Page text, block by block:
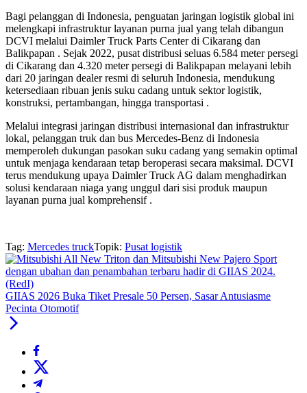
Bagi pelanggan di Indonesia, penguatan jaringan logistik global ini
melengkapi infrastruktur layanan purna jual yang telah dibangun
DCVI melalui Daimler Truck Parts Center di Cikarang dan
Balikpapan . Sejak 2022, pusat distribusi seluas 6.584 meter persegi
di Cikarang dan 4.320 meter persegi di Balikpapan melayani lebih
dari 20 jaringan dealer resmi di seluruh Indonesia, mendukung
ketersediaan ribuan jenis suku cadang untuk sektor logistik,
konstruksi, pertambangan, hingga transportasi .
Melalui integrasi jaringan distribusi internasional dan infrastruktur
lokal, pelanggan truk dan bus Mercedes-Benz di Indonesia
memperoleh dukungan pasokan suku cadang yang semakin optimal
untuk menjaga kendaraan tetap beroperasi secara maksimal. DCVI
terus mendukung upaya Daimler Truck AG dalam menghadirkan
solusi kendaraan niaga yang unggul dari sisi produk maupun
layanan purna jual komprehensif .
Tag: Mercedes truckTopik: Pusat logistik
GIIAS 2026 Buka Tiket Presale 50 Persen, Sasar Antusiasme
Pecinta Otomotif